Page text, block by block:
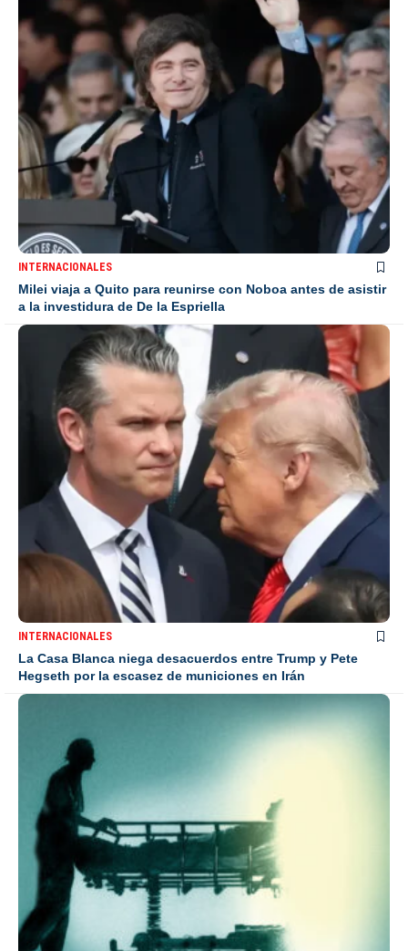
INTERNACIONALES
Milei viaja a Quito para reunirse con Noboa antes de asistir
a la investidura de De la Espriella
INTERNACIONALES
La Casa Blanca niega desacuerdos entre Trump y Pete
Hegseth por la escasez de municiones en Irán